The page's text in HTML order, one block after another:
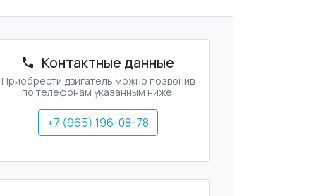
Контактные данные
Приобрести двигатель можно позвонив
по телефонам указанным ниже:
+7 (965) 196-08-78